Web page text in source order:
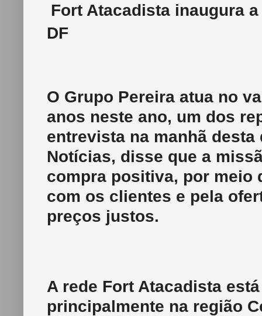
Fort Atacadista inaugura
DF
O Grupo Pereira atua no
anos neste ano, um dos
entrevista na manhã desta
Notícias, disse que a
compra positiva, por meio
com os clientes e pela
preços justos.
A rede Fort Atacadista
principalmente na região